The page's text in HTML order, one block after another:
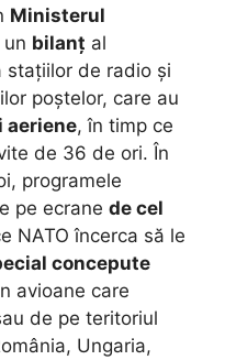
Ministerul
bilanț al
stațiilor de radio și
poștelor, care au
aeriene, în timp ce
de 36 de ori. În
programele
pe ecrane de cel
NATO încerca să le
concepute
avioane care
de pe teritoriul
Ungaria,